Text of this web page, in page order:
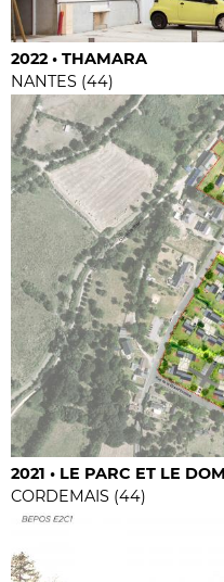
2022 • THAMARA
NANTES (44)
2021 • LE PARC ET LE
CORDEMAIS (44)